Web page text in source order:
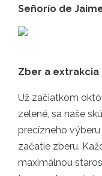
Señorío de
Zber a extrakcia
Už začiatkom
zelené, sa naše
precízneho
začatie zberu.
maximálnou